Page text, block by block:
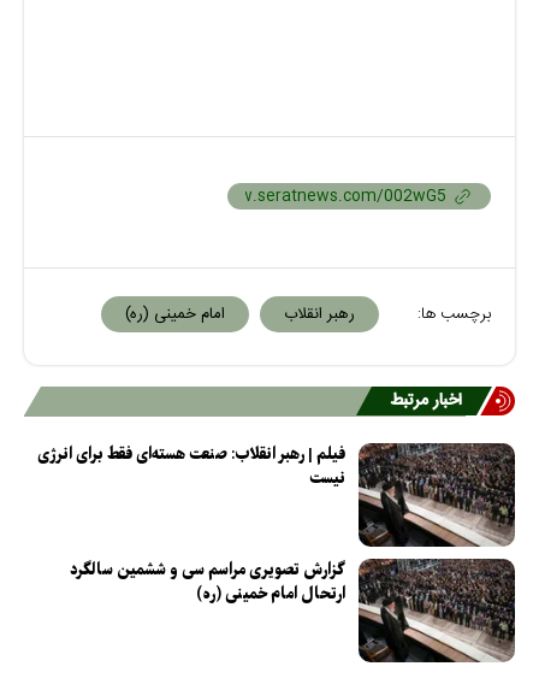
برچسب ها: رهبر انقلاب امام خمینی (ره)
اخبار مرتبط
فیلم | رهبر انقلاب: صنعت هسته‌ای فقط برای انرژی
نیست
گزارش تصویری مراسم سی و ششمین سالگرد
ارتحال امام خمینی (ره)